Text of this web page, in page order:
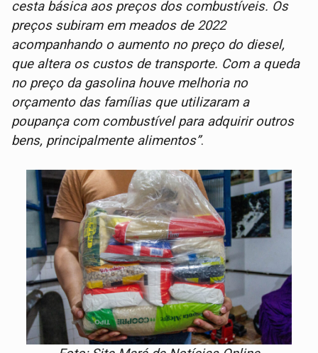
cesta básica aos preços dos combustíveis. Os
preços subiram em meados de 2022
acompanhando o aumento no preço do diesel,
que altera os custos de transporte. Com a queda
no preço da gasolina houve melhoria no
orçamento das famílias que utilizaram a
poupança com combustível para adquirir outros
bens, principalmente alimentos”.